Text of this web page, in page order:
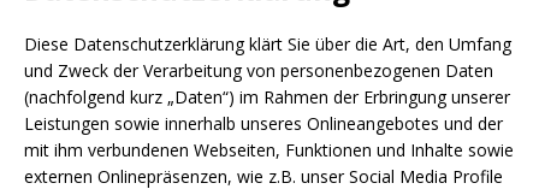
Diese Datenschutzerklärung klärt Sie über die Art, den Umfang
und Zweck der Verarbeitung von personenbezogenen Daten
(nachfolgend kurz „Daten“) im Rahmen der Erbringung unserer
Leistungen sowie innerhalb unseres Onlineangebotes und der
mit ihm verbundenen Webseiten, Funktionen und Inhalte sowie
externen Onlinepräsenzen, wie z.B. unser Social Media Profile